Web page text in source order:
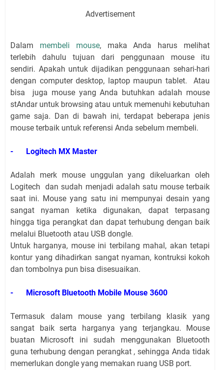
Advertisement
Dalam membeli mouse, maka Anda harus melihat
terlebih dahulu tujuan dari penggunaan mouse itu
sendiri. Apakah untuk dijadikan penggunaan sehari-hari
dengan computer desktop, laptop maupun tablet. Atau
bisa juga mouse yang Anda butuhkan adalah mouse
stAndar untuk browsing atau untuk memenuhi kebutuhan
game saja. Dan di bawah ini, terdapat beberapa jenis
mouse terbaik untuk referensi Anda sebelum membeli.
- Logitech MX Master
Adalah merk mouse unggulan yang dikeluarkan oleh
Logitech dan sudah menjadi adalah satu mouse terbaik
saat ini. Mouse yang satu ini mempunyai desain yang
sangat nyaman ketika digunakan, dapat terpasang
hingga tiga perangkat dan dapat terhubung dengan baik
melalui Bluetooth atau USB dongle.
Untuk harganya, mouse ini terbilang mahal, akan tetapi
kontur yang dihadirkan sangat nyaman, kontruksi kokoh
dan tombolnya pun bisa disesuaikan.
- Microsoft Bluetooth Mobile Mouse 3600
Termasuk dalam mouse yang terbilang klasik yang
sangat baik serta harganya yang terjangkau. Mouse
buatan Microsoft ini sudah menggunakan Bluetooth
guna terhubung dengan perangkat , sehingga Anda tidak
memerlukan dongle yang memakan ruang USB port.